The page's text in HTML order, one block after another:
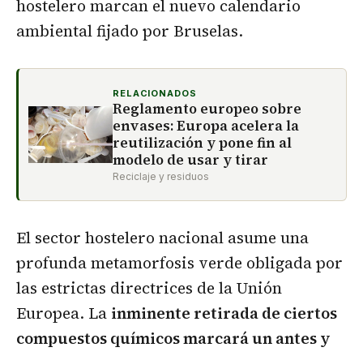
hostelero marcan el nuevo calendario
ambiental fijado por Bruselas.
RELACIONADOS
Reglamento europeo sobre
envases: Europa acelera la
reutilización y pone fin al
modelo de usar y tirar
Reciclaje y residuos
El sector hostelero nacional asume una
profunda metamorfosis verde obligada por
las estrictas directrices de la Unión
Europea. La inminente retirada de ciertos
compuestos químicos marcará un antes y